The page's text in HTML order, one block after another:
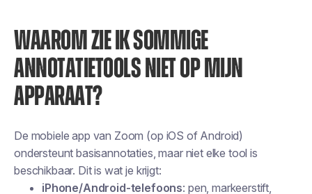
WAAROM ZIE IK SOMMIGE
ANNOTATIETOOLS NIET OP MIJN
APPARAAT?
De mobiele app van Zoom (op iOS of Android)
ondersteunt basisannotaties, maar niet elke tool is
beschikbaar. Dit is wat je krijgt:
iPhone/Android-telefoons: pen, markeerstift,